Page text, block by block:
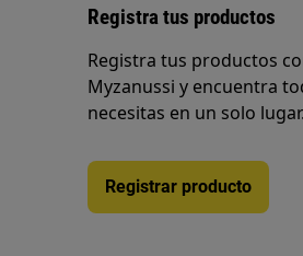
Registra tus productos
Registra tus productos
Myzanussi y encuentra
necesitas en un solo lugar.
Registrar producto